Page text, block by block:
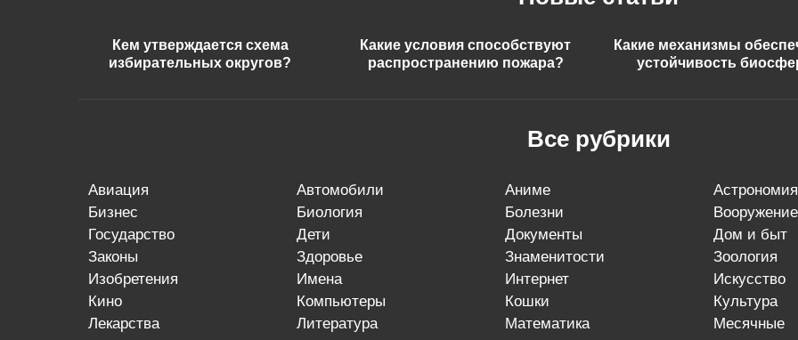
Кем утверждается схема
избирательных округов?
Какие условия способствуют
распространению пожара?
Какие механизмы
устойчивость
Все рубрики
авиация автомобили аниме
астрономия
бизнес
биология болезни
вооружение
государство
дети документы
дом и быт
законы
здоровье знаменитости
зоология
изобретения
имена интернет
искусство
кино
компьютеры кошки
культура
лекарства
литература математика
месячные